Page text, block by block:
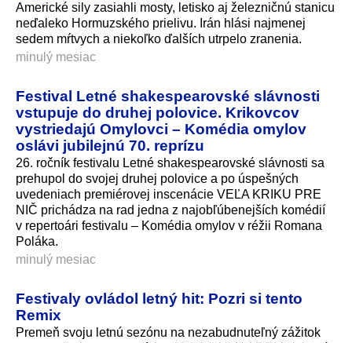
Americké sily zasiahli mosty, letisko aj železničnú stanicu
neďaleko Hormuzského prielivu. Irán hlási najmenej
sedem mŕtvych a niekoľko ďalších utrpelo zranenia.
minulý mesiac
Festival Letné shakespearovské slávnosti
vstupuje do druhej polovice. Krikovcov
vystriedajú Omylovci – Komédia omylov
oslávi jubilejnú 70. reprízu
26. ročník festivalu Letné shakespearovské slávnosti sa
prehupol do svojej druhej polovice a po úspešných
uvedeniach premiérovej inscenácie VEĽA KRIKU PRE
NIČ prichádza na rad jedna z najobľúbenejších komédií
v repertoári festivalu – Komédia omylov v réžii Romana
Poláka.
minulý mesiac
Festivaly ovládol letný hit: Pozri si tento
Remix
Premeň svoju letnú sezónu na nezabudnuteľný zážitok